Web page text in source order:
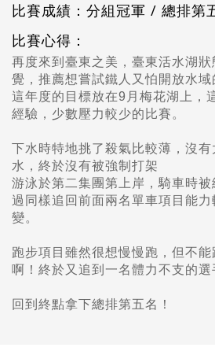
比賽成績：分組冠軍 / 總排第
比賽心得：
再度來到臺東之美，臺東活水湖
覺，推薦想嘗試鐵人又怕開放水域
這年度的目標放在9月梅花湖上，
經驗，少數壓力較少的比賽。
下水時特地挑了殺氣比較薄，沒
水，終於沒有被強制打架
游泳於第二集團第上岸，騎車時
過同樣追回前面兩名單車項目能
變。
跑步項目雖然很想慢慢跑，但不
啊！終於又追到一名體力不支的選
回到終點拿下總排第五名！